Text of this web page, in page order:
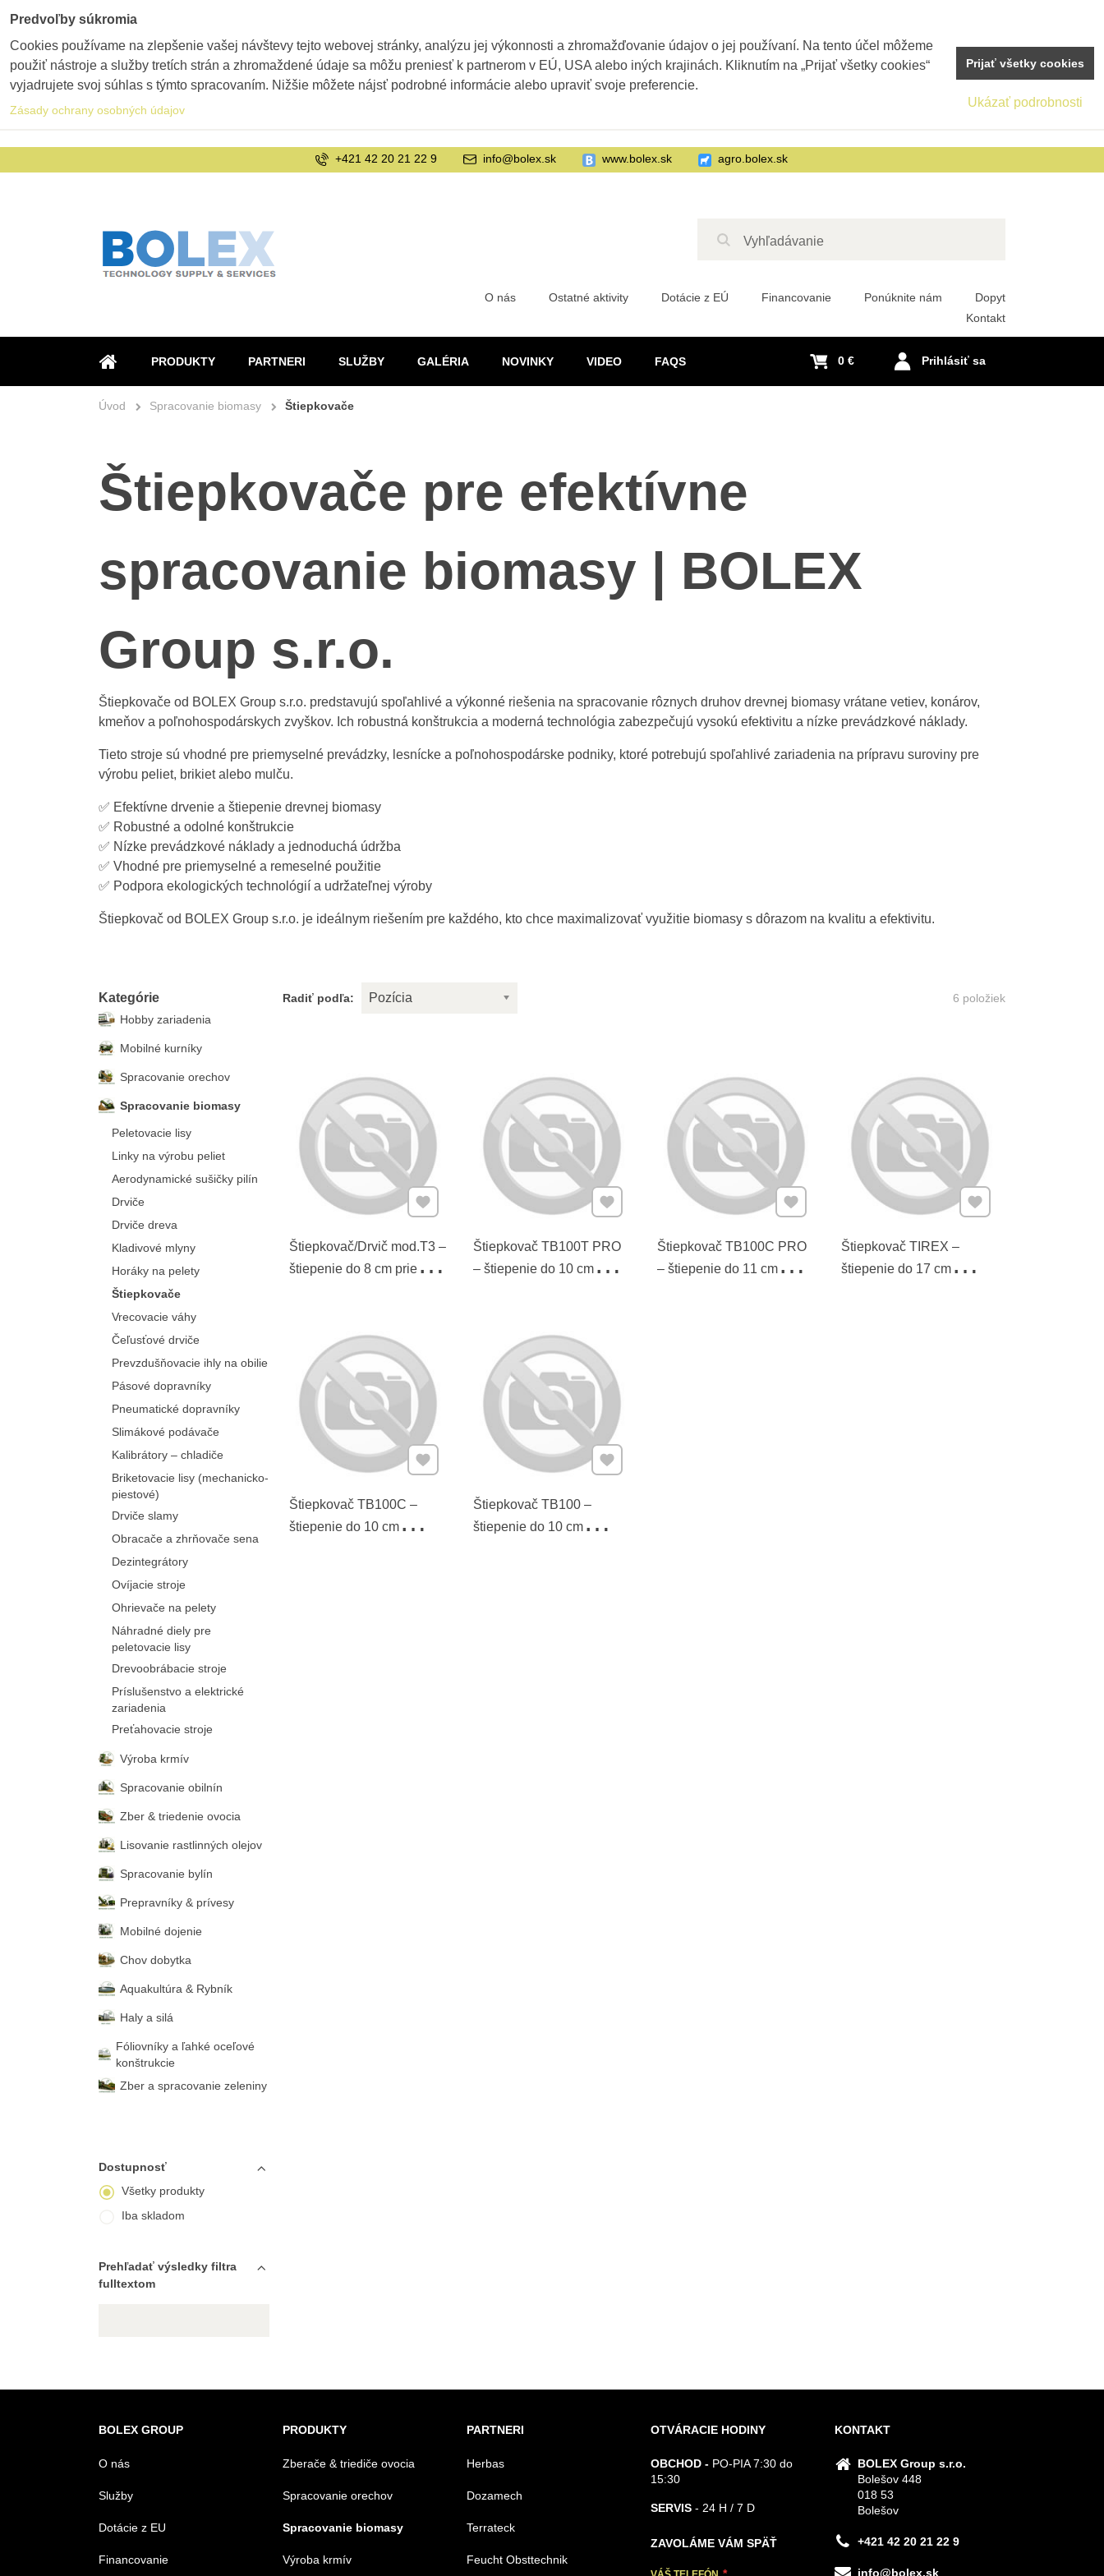
ÚVOD
PRODUKTY PARTNERI SLUŽBY GALÉRIA NOVINKY VIDEO FAQS
O nás Ostatné aktivity Dotácie z EÚ Financovanie Ponúknite nám
Dopyt
Kontakt
Prihlásiť sa
0 €
+421 42 20 21 22 9 info@bolex.sk www.bolex.sk agro.bolex.sk
Úvod Spracovanie biomasy Štiepkovače
Štiepkovače pre efektívne
spracovanie biomasy | BOLEX
Group s.r.o.
Štiepkovače od BOLEX Group s.r.o. predstavujú spoľahlivé a výkonné riešenia na spracovanie rôznych druhov drevnej biomasy vrátane vetiev, konárov,
kmeňov a poľnohospodárskych zvyškov. Ich robustná konštrukcia a moderná technológia zabezpečujú vysokú efektivitu a nízke prevádzkové náklady.
Tieto stroje sú vhodné pre priemyselné prevádzky, lesnícke a poľnohospodárske podniky, ktoré potrebujú spoľahlivé zariadenia na prípravu suroviny pre
výrobu peliet, brikiet alebo mulču.
✅ Efektívne drvenie a štiepenie drevnej biomasy
✅ Robustné a odolné konštrukcie
✅ Nízke prevádzkové náklady a jednoduchá údržba
✅ Vhodné pre priemyselné a remeselné použitie
✅ Podpora ekologických technológií a udržateľnej výroby
Štiepkovač od BOLEX Group s.r.o. je ideálnym riešením pre každého, kto chce maximalizovať využitie biomasy s dôrazom na kvalitu a efektivitu.
Radiť podľa: Pozícia 6 položiek
Štiepkovač/Drvič mod.T3 –
štiepenie do 8 cm priemeru
Pridať k Obľúbeným
Štiepkovač TB100T PRO
– štiepenie do 10 cm
Pridať k Obľúbeným
Štiepkovač TB100C PRO
– štiepenie do 11 cm
Pridať k Obľúbeným
Štiepkovač TIREX –
štiepenie do 17 cm
Pridať k Obľúbeným
Štiepkovač TB100C –
štiepenie do 10 cm
Pridať k Obľúbeným
Štiepkovač TB100 –
štiepenie do 10 cm
Pridať k Obľúbeným
Kategórie
Hobby zariadenia
Mobilné kurníky
Spracovanie orechov
Spracovanie biomasy
Peletovacie lisy
Linky na výrobu peliet
Aerodynamické sušičky pilín
Drviče
Drviče dreva
Kladivové mlyny
Horáky na pelety
Štiepkovače
Vrecovacie váhy
Čeľusťové drviče
Prevzdušňovacie ihly na obilie
Pásové dopravníky
Pneumatické dopravníky
Slimákové podávače
Kalibrátory – chladiče
Briketovacie lisy (mechanicko-
piestové)
Drviče slamy
Obracače a zhrňovače sena
Dezintegrátory
Ovíjacie stroje
Ohrievače na pelety
Náhradné diely pre
peletovacie lisy
Drevoobrábacie stroje
Príslušenstvo a elektrické
zariadenia
Preťahovacie stroje
Výroba krmív
Spracovanie obilnín
Zber & triedenie ovocia
Lisovanie rastlinných olejov
Spracovanie bylín
Prepravníky & prívesy
Mobilné dojenie
Chov dobytka
Aquakultúra & Rybník
Haly a silá
Fóliovníky a ľahké oceľové
konštrukcie
Zber a spracovanie zeleniny
Dostupnosť
Všetky produkty
Iba skladom
Prehľadať výsledky filtra
fulltextom
BOLEX GROUP
O nás
Služby
Dotácie z EU
Financovanie
PRODUKTY
Zberače & triediče ovocia
Spracovanie orechov
Spracovanie biomasy
Výroba krmív
PARTNERI
Herbas
Dozamech
Terrateck
Feucht Obsttechnik
OTVÁRACIE HODINY
OBCHOD - PO-PIA 7:30 do
15:30
SERVIS - 24 H / 7 D
ZAVOLÁME VÁM SPÄŤ
KONTAKT
BOLEX Group s.r.o.
Bolešov 448
018 53
Bolešov
+421 42 20 21 22 9
info@bolex.sk
Predvoľby súkromia
Cookies používame na zlepšenie vašej návštevy tejto webovej stránky, analýzu jej výkonnosti a zhromažďovanie údajov o jej používaní. Na tento účel môžeme
použiť nástroje a služby tretích strán a zhromaždené údaje sa môžu preniesť k partnerom v EÚ, USA alebo iných krajinách. Kliknutím na „Prijať všetky cookies“
vyjadrujete svoj súhlas s týmto spracovaním. Nižšie môžete nájsť podrobné informácie alebo upraviť svoje preferencie.
Zásady ochrany osobných údajov
Ukázať podrobnosti
Prijať všetky cookies